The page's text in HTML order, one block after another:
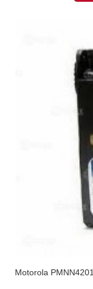
Motorola PMNN4201